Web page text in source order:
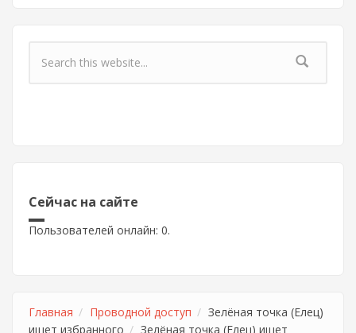
Форма поиска
Сейчас на сайте
Пользователей онлайн: 0.
Главная Проводной доступ
Зелёная точка (Елец)
ищет избранного
Зелёная точка (Елец) ищет